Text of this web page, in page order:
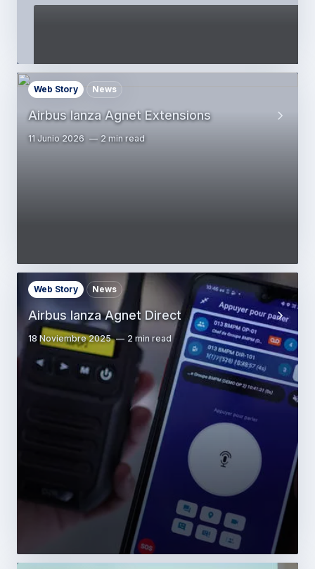
Airbus lanza Agnet Extensions
Web Story News
11 Junio 2026 2 min read
Airbus lanza Agnet Direct
Web Story News
18 Noviembre 2025 2 min read